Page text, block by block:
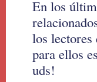
En los
los lectores
para ellos
uds!